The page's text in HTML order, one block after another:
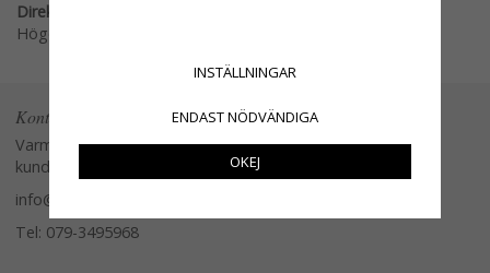
Direktlänk:
Högerklicka och kopiera adressen
Kontakta oss
Varmt välkommen att kontakta vår
kundtjänst.
info@glasverandan.se
Tel: 079-3495968
INSTÄLLNINGAR
ENDAST NÖDVÄNDIGA
OKEJ